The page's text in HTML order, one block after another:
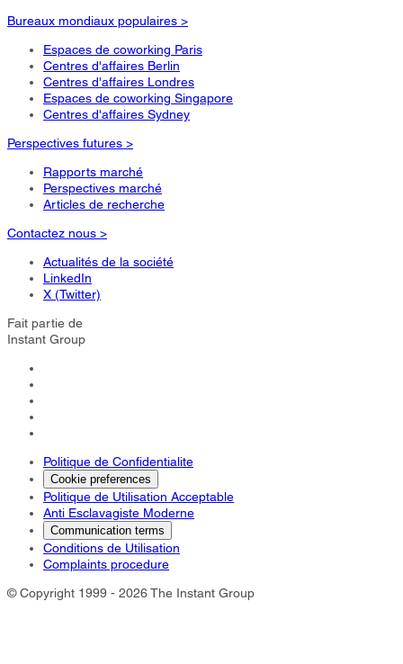
Bureaux mondiaux populaires >
Espaces de coworking Paris
Centres d'affaires Berlin
Centres d'affaires Londres
Espaces de coworking Singapore
Centres d'affaires Sydney
Perspectives futures >
Rapports marché
Perspectives marché
Articles de recherche
Contactez nous >
Actualités de la société
LinkedIn
X (Twitter)
Fait partie de
Instant Group
Politique de Confidentialite
Cookie preferences
Politique de Utilisation Acceptable
Anti Esclavagiste Moderne
Communication terms
Conditions de Utilisation
Complaints procedure
© Copyright 1999 - 2026 The Instant Group